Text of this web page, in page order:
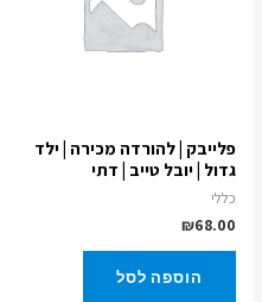
פלייבק | להורדה מכירה | ילד
גדול | יובל טייב | דתי
כללי
₪68.00
הוספה לסל